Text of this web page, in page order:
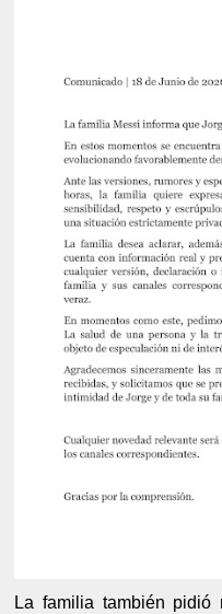
La familia también pidió